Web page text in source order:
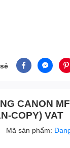
CANON
COPY) VAT
Mã sản phẩm: